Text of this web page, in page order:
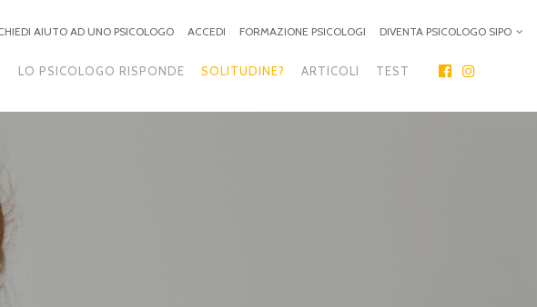
AIUTO AD UNO PSICOLOGO ACCEDI FORMAZIONE PSICOLOGI DIVENTA PSICOLOGO SIPO
LO PSICOLOGO RISPONDE SOLITUDINE? ARTICOLI TEST